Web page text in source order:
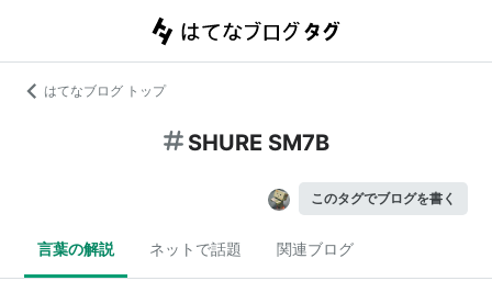
はてなブログ トップ
SHURE SM7B
このタグでブログを書く
言葉の解説 ネットで話題 関連ブログ